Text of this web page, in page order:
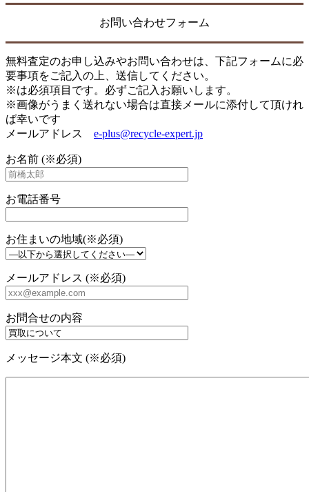
お問い合わせフォーム
無料査定のお申し込みやお問い合わせは、下記フォームに必
要事項をご記入の上、送信してください。
※は必須項目です。必ずご記入お願いします。
※画像がうまく送れない場合は直接メールに添付して頂けれ
ば幸いです
メールアドレス e-plus@recycle-expert.jp
お名前 (※必須)
お電話番号
お住まいの地域(※必須)
メールアドレス (※必須)
お問合せの内容
メッセージ本文 (※必須)